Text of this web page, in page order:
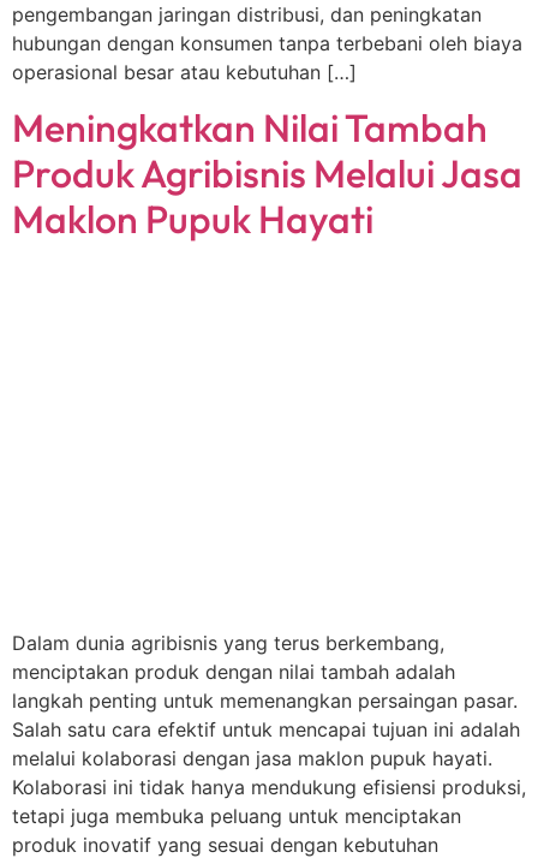
pengembangan jaringan distribusi, dan peningkatan
hubungan dengan konsumen tanpa terbebani oleh biaya
operasional besar atau kebutuhan […]
Meningkatkan Nilai Tambah
Produk Agribisnis Melalui Jasa
Maklon Pupuk Hayati
Dalam dunia agribisnis yang terus berkembang,
menciptakan produk dengan nilai tambah adalah
langkah penting untuk memenangkan persaingan pasar.
Salah satu cara efektif untuk mencapai tujuan ini adalah
melalui kolaborasi dengan jasa maklon pupuk hayati.
Kolaborasi ini tidak hanya mendukung efisiensi produksi,
tetapi juga membuka peluang untuk menciptakan
produk inovatif yang sesuai dengan kebutuhan